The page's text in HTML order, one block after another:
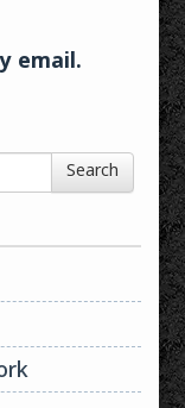
email.
Search